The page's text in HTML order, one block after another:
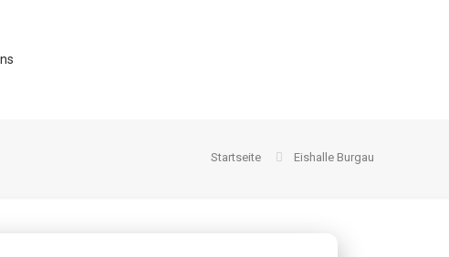
Startseite Eishalle Burgau